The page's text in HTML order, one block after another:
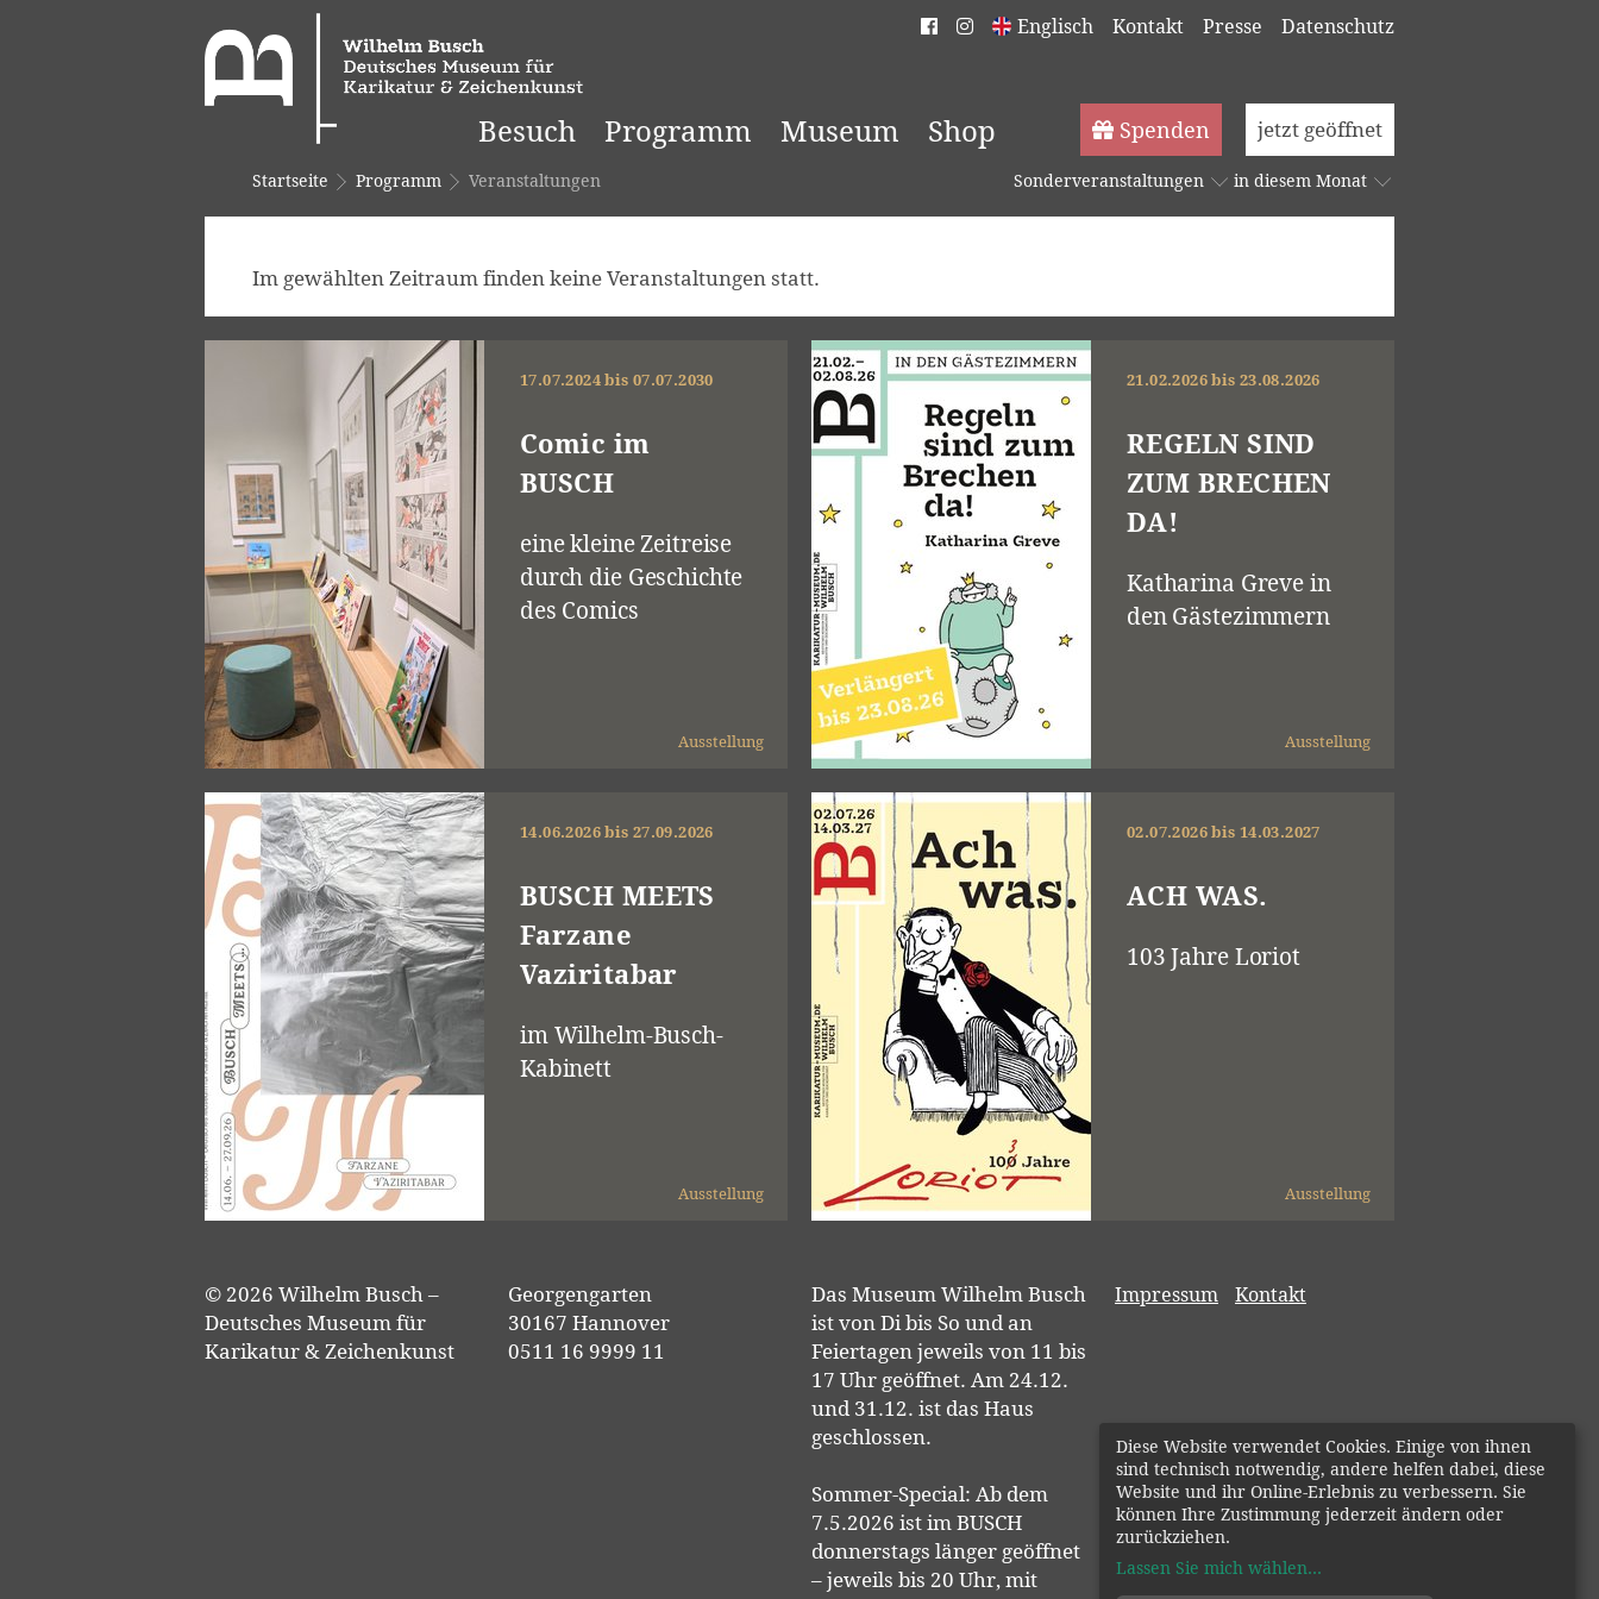
Spenden jetzt geöffnet
Besuch Programm Museum Shop
Englisch Kontakt Presse Datenschutz
Startseite Programm Veranstaltungen Sonderveranstaltungen in diesem Monat
Im gewählten Zeitraum finden keine Veranstaltungen statt.
17.07.2024 bis 07.07.2030
Comic im
BUSCH
eine kleine Zeitreise
durch die Geschichte
des Comics
Ausstellung
21.02.2026 bis 23.08.2026
REGELN SIND
ZUM BRECHEN
DA!
Katharina Greve in
den Gästezimmern
Ausstellung
14.06.2026 bis 27.09.2026
BUSCH MEETS
Farzane
Vaziritabar
im Wilhelm-Busch-
Kabinett
Ausstellung
02.07.2026 bis 14.03.2027
ACH WAS.
103 Jahre Loriot
Ausstellung
© 2026 Wilhelm Busch –
Deutsches Museum für
Karikatur & Zeichenkunst
Georgengarten
30167 Hannover
0511 16 9999 11
Das Museum Wilhelm Busch
ist von Di bis So und an
Feiertagen jeweils von 11 bis
17 Uhr geöffnet. Am 24.12.
und 31.12. ist das Haus
geschlossen.
Sommer-Special: Ab dem
7.5.2026 ist im BUSCH
donnerstags länger geöffnet
– jeweils bis 20 Uhr, mit
Impressum Kontakt
Diese Website verwendet Cookies. Einige von ihnen
sind technisch notwendig, andere helfen dabei, diese
Website und ihr Online-Erlebnis zu verbessern. Sie
können Ihre Zustimmung jederzeit ändern oder
zurückziehen.
Lassen Sie mich wählen...